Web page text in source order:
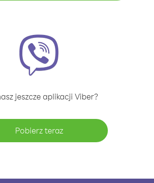
jeszcze aplikacji Viber?
Pobierz teraz